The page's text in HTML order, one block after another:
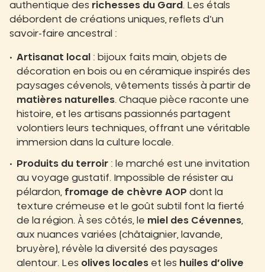
authentique des richesses du Gard . Les étals
débordent de créations uniques, reflets d’un
savoir-faire ancestral :​
Artisanat local : bijoux faits main, objets de
décoration en bois ou en céramique inspirés des
paysages cévenols, vêtements tissés à partir de
matières naturelles. Chaque pièce raconte une
histoire, et les artisans passionnés partagent
volontiers leurs techniques, offrant une véritable
immersion dans la culture locale.​
Produits du terroir : le marché est une invitation
au voyage gustatif. Impossible de résister au
pélardon, fromage de chèvre AOP dont la
texture crémeuse et le goût subtil font la fierté
de la région. À ses côtés, le miel des Cévennes
aux nuances variées (châtaignier, lavande,
bruyère), révèle la diversité des paysages
alentour. Les olives locales et les huiles d’olive